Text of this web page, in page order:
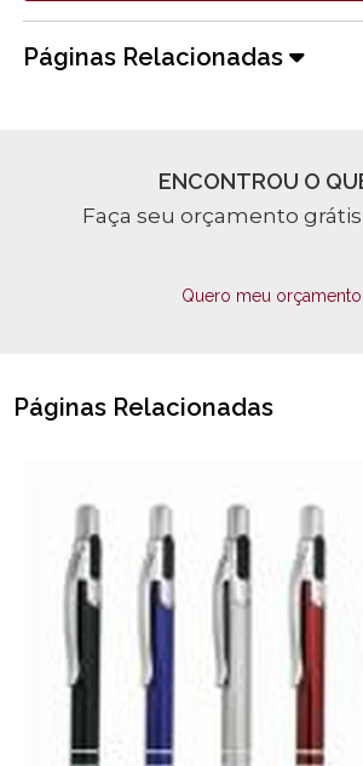
Páginas Relacionadas
ENCONTROU O
Faça seu orçamento
Quero meu orçamento
Páginas Relacionadas